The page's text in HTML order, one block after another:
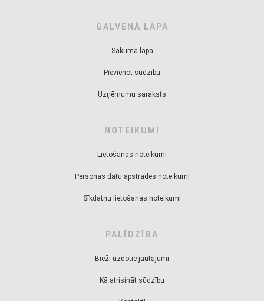
GALVENĀ LAPA
Sākuma lapa
Pievienot sūdzību
Uzņēmumu saraksts
NOTEIKUMI
Lietošanas noteikumi
Personas datu apstrādes noteikumi
Sīkdatņu lietošanas noteikumi
PALĪDZĪBA
Bieži uzdotie jautājumi
Kā atrisināt sūdzību